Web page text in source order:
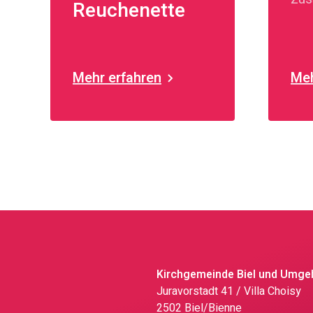
Reuchenette
Mehr erfahren
-
Kirchgemeinde Biel und
Juravorstadt 41 / Villa Choisy
2502 Biel/Bienne